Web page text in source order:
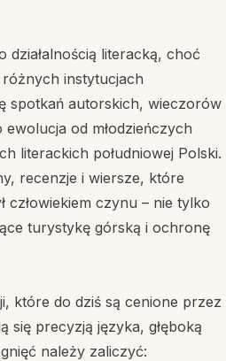
działalnością literacką, choć
różnych instytucjach
spotkań autorskich, wieczorów
od młodzieńczych
literackich południowej Polski.
recenzje i wiersze, które
człowiekiem czynu – nie tylko
turystykę górską i ochronę
które do dziś są cenione przez
się precyzją języka, głęboką
należy zaliczyć: